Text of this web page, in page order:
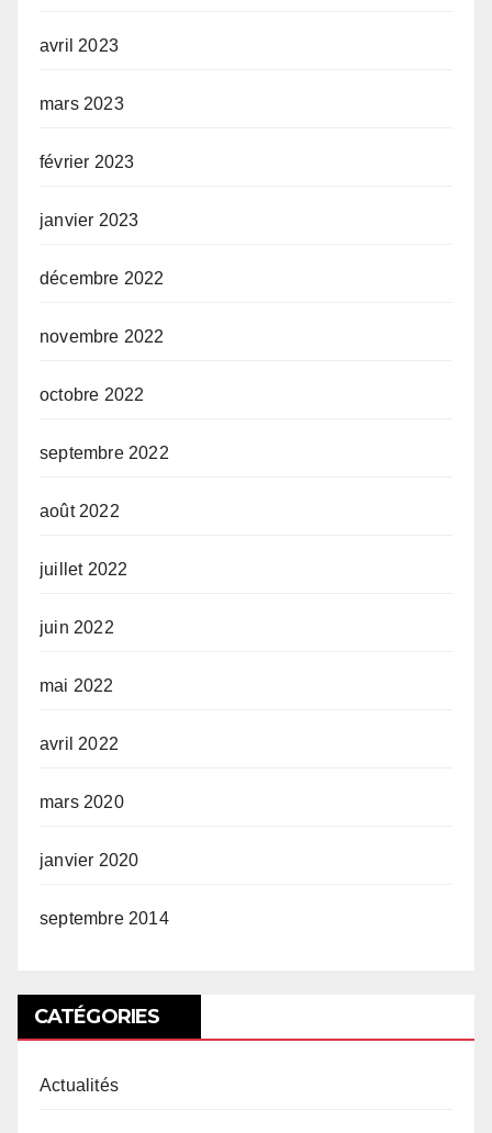
avril 2023
mars 2023
février 2023
janvier 2023
décembre 2022
novembre 2022
octobre 2022
septembre 2022
août 2022
juillet 2022
juin 2022
mai 2022
avril 2022
mars 2020
janvier 2020
septembre 2014
CATÉGORIES
Actualités